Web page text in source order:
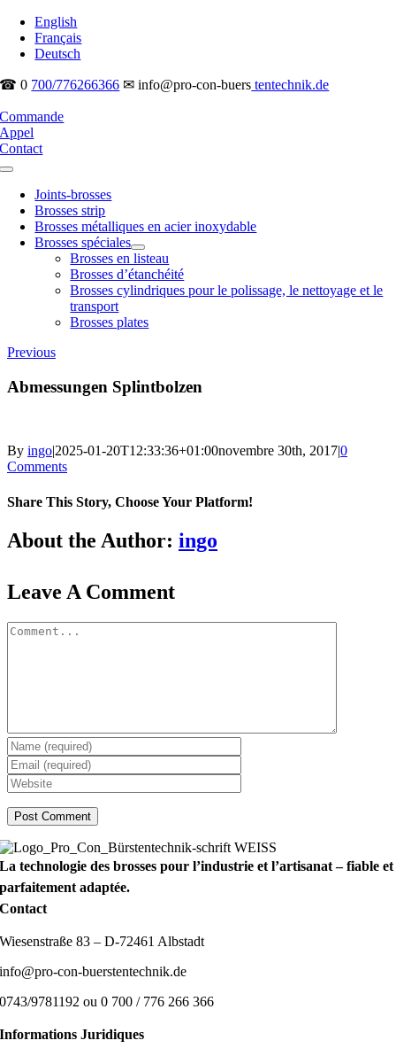
Skip
content
English
Français
Deutsch
☎ 0 700/776266366 ✉ info@pro-con-buers tentechnik.de
Commande
Appel
Contact
Toggle
NavigationJoints-brosses
Brosses strip
Brosses métalliques en acier inoxydable
Brosses spéciales
Brosses en listeau
Brosses d’étanchéité
Brosses cylindriques pour le polissage, le nettoyage et le
transport
Brosses plates
Previous
Abmessungen Splintbolzen
By ingo|2025-01-20T12:33:36+01:00novembre 30th, 2017|0
Comments
Share This Story, Choose Your Platform!
Facebook
X
Reddit
LinkedIn
Tumblr
Pinterest
Vk
Email
About the Author: ingo
Leave A Comment
Comment
La technologie des brosses pour l’industrie et l’artisanat – fiable et
parfaitement adaptée.
Contact
Wiesenstraße 83 – D-72461 Albstadt
info@pro-con-buerstentechnik.de
0743/9781192 ou 0 700 / 776 266 366
Informations Juridiques